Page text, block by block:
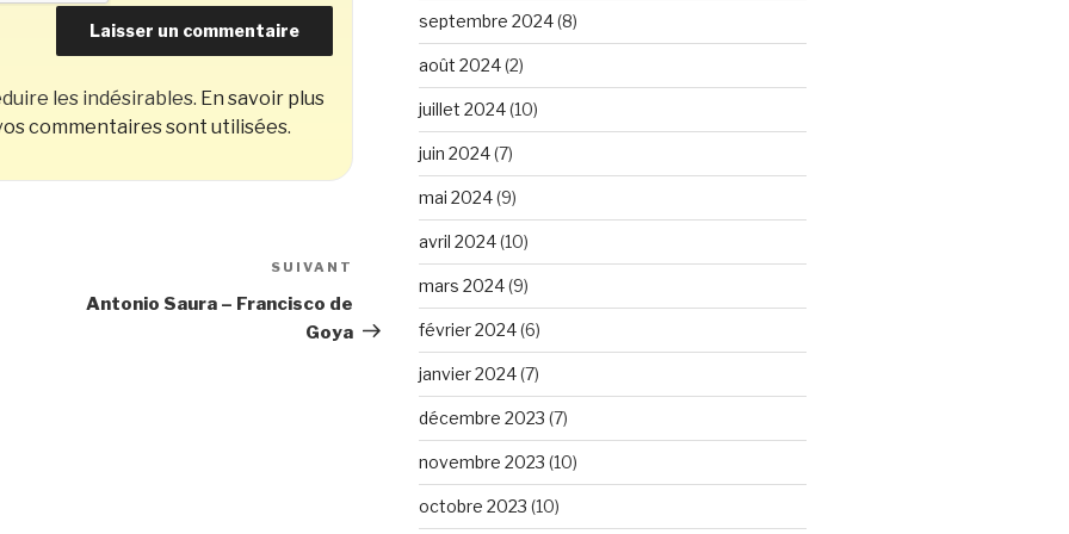
les indésirables. En savoir plus
commentaires sont utilisées.
Article
suivant
SUIVANT
Antonio Saura – Francisco de
Goya
septembre 2024(8)
août 2024(2)
juillet 2024(10)
juin 2024(7)
mai 2024(9)
avril 2024(10)
mars 2024(9)
février 2024(6)
janvier 2024(7)
décembre 2023 (7)
novembre 2023 (10)
octobre 2023 (10)